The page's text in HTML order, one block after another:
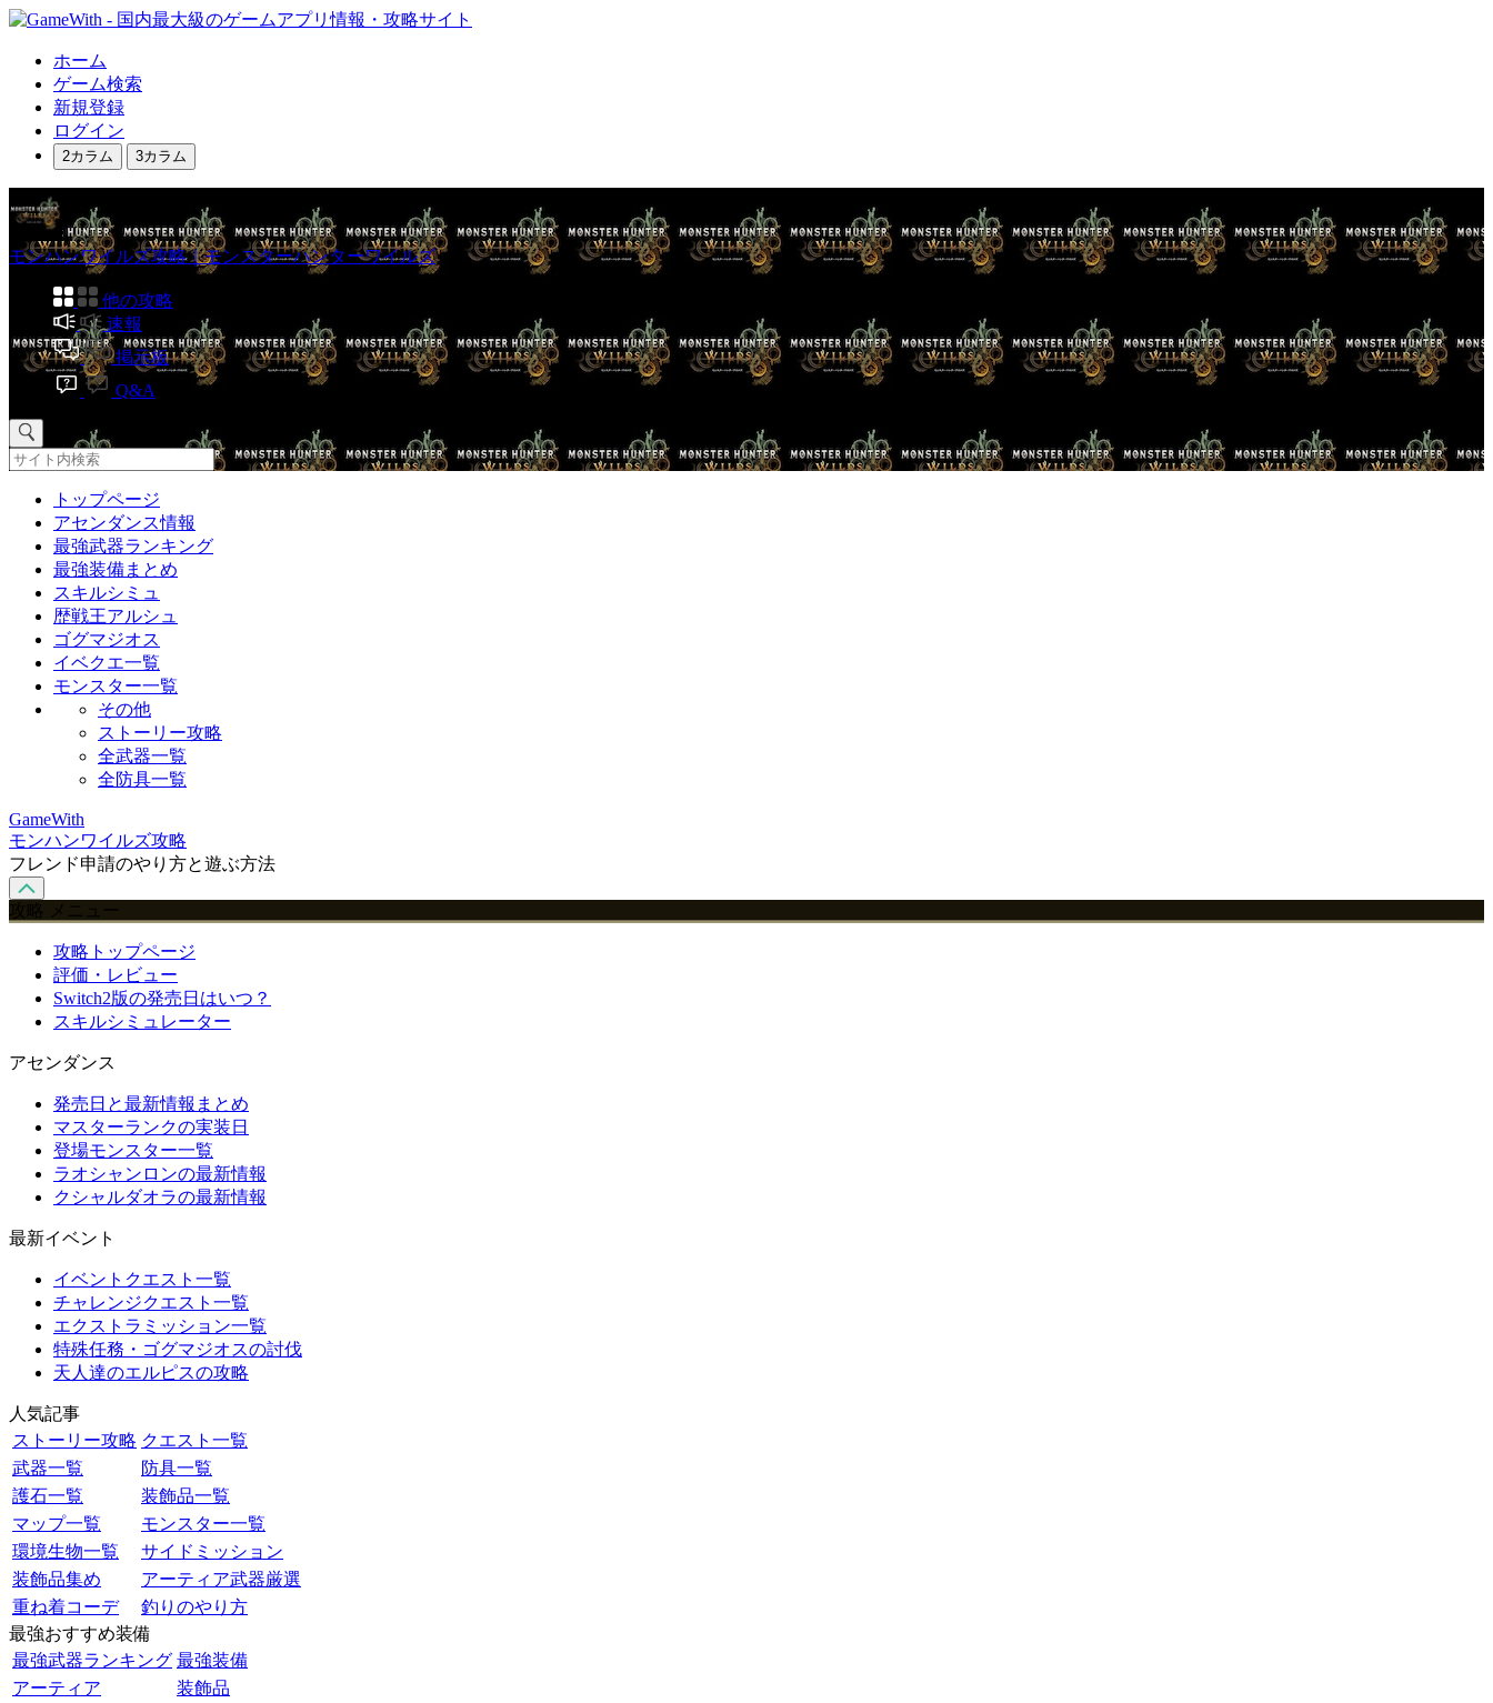
ホーム
ゲーム検索
新規登録
ログイン
2カラム 3カラム
モンハンワイルズ攻略｜モンスターハンターワイルズ
他の攻略
速報
掲示板
Q&A
トップページ
アセンダンス情報
最強武器ランキング
最強装備まとめ
スキルシミュ
歴戦王アルシュ
ゴグマジオス
イベクエ一覧
モンスター一覧
その他
ストーリー攻略
全武器一覧
全防具一覧
GameWith
モンハンワイルズ攻略
フレンド申請のやり方と遊ぶ方法
攻略 メニュー
攻略トップページ
評価・レビュー
Switch2版の発売日はいつ？
スキルシミュレーター
アセンダンス
発売日と最新情報まとめ
マスターランクの実装日
登場モンスター一覧
ラオシャンロンの最新情報
クシャルダオラの最新情報
最新イベント
イベントクエスト一覧
チャレンジクエスト一覧
エクストラミッション一覧
特殊任務・ゴグマジオスの討伐
天人達のエルピスの攻略
人気記事
ストーリー攻略 クエスト一覧
武器一覧
防具一覧
護石一覧
装飾品一覧
マップ一覧
モンスター一覧
環境生物一覧
サイドミッション
装飾品集め
アーティア武器厳選
重ね着コーデ
釣りのやり方
最強おすすめ装備
最強武器ランキング 最強装備
アーティア
装飾品